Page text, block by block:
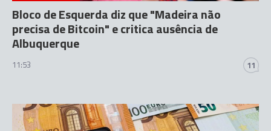
Bloco de Esquerda diz que "Madeira não
precisa de Bitcoin" e critica ausência de
Albuquerque
11:53 11